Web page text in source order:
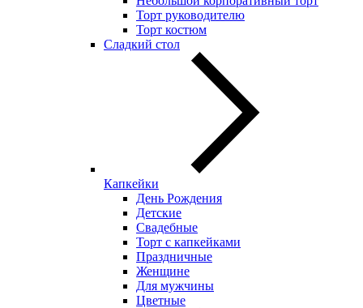
Торт руководителю
Торт костюм
Сладкий стол
Капкейки
День Рождения
Детские
Свадебные
Торт с капкейками
Праздничные
Женщине
Для мужчины
Цветные